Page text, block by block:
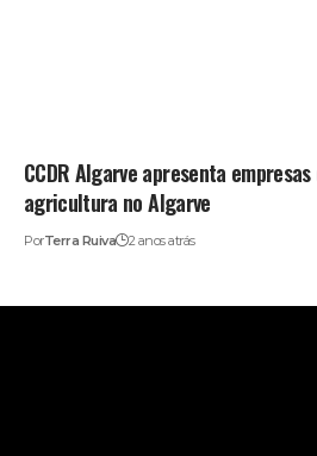
CCDR Algarve apresenta
agricultura no Algarve
PorTerra Ruiva 2 anos atrás